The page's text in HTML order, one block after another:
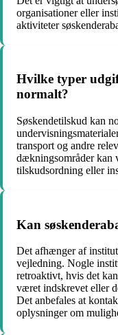
organisationer eller
aktiviteter
Hvilke typer
normalt?
Søskendetilskud kan
transport og andre
dækningsområder kan
tilskudsordning eller
Kan
Det afhænger af
vejledning. Nogle
retroaktivt, hvis det
været indskrevet eller
Det anbefales at
oplysninger om